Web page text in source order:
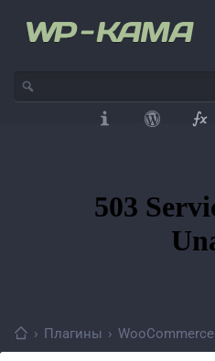
› Плагины › WooCommerce